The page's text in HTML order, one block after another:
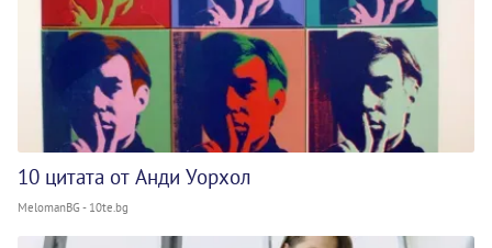
10 цитата от Анди Уорхол
MelomanBG - 10te.bg